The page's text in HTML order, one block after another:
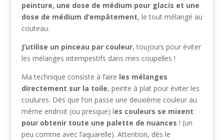
peinture, une dose de médium pour glacis et une
dose de médium d’empâtement, le tout mélangé au
couteau.
J’utilise un pinceau par couleur, toujours pour éviter
les mélanges intempestifs dans mes coupelles !
Ma technique consiste à faire les mélanges
directement sur la toile, peinte à plat pour éviter les
coulures. Dès que l’on passe une deuxième couleur au
même endroit (ou presque) les couleurs se mixent
pour obtenir toute une palette de nuances ! (un
peu comme avec l’aquarelle). Attention, dès le